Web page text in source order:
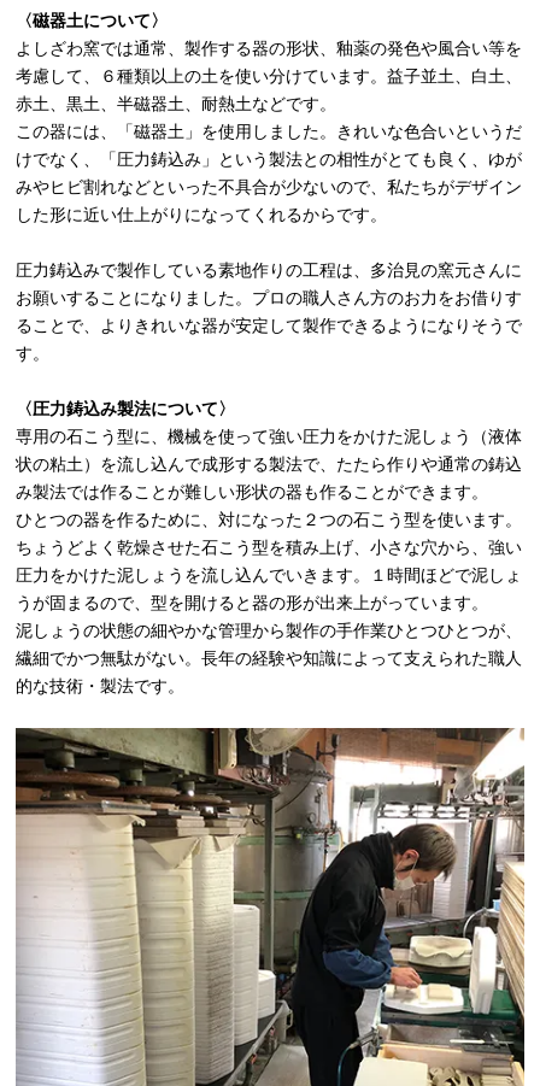
〈磁器土について〉
よしざわ窯では通常、製作する器の形状、釉薬の発色や風合い等を
考慮して、６種類以上の土を使い分けています。益子並土、白土、
赤土、黒土、半磁器土、耐熱土などです。
この器には、「磁器土」を使用しました。きれいな色合いというだ
けでなく、「圧力鋳込み」という製法との相性がとても良く、ゆが
みやヒビ割れなどといった不具合が少ないので、私たちがデザイン
した形に近い仕上がりになってくれるからです。
圧力鋳込みで製作している素地作りの工程は、多治見の窯元さんに
お願いすることになりました。プロの職人さん方のお力をお借りす
ることで、よりきれいな器が安定して製作できるようになりそうで
す。
〈圧力鋳込み製法について〉
専用の石こう型に、機械を使って強い圧力をかけた泥しょう（液体
状の粘土）を流し込んで成形する製法で、たたら作りや通常の鋳込
み製法では作ることが難しい形状の器も作ることができます。
ひとつの器を作るために、対になった２つの石こう型を使います。
ちょうどよく乾燥させた石こう型を積み上げ、小さな穴から、強い
圧力をかけた泥しょうを流し込んでいきます。１時間ほどで泥しょ
うが固まるので、型を開けると器の形が出来上がっています。
泥しょうの状態の細やかな管理から製作の手作業ひとつひとつが、
繊細でかつ無駄がない。長年の経験や知識によって支えられた職人
的な技術・製法です。